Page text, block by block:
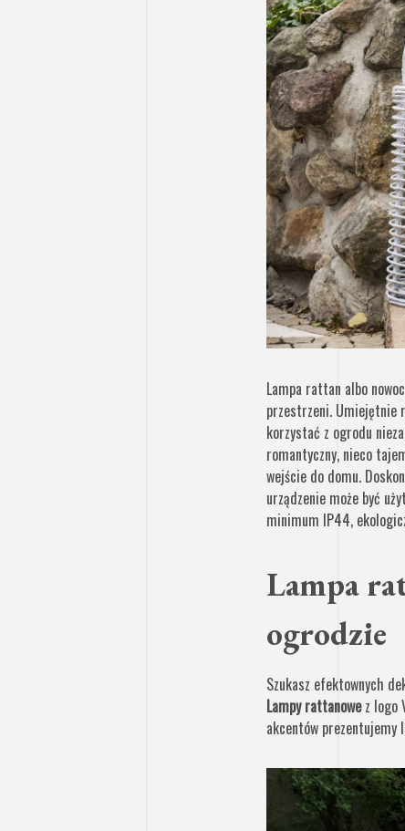
Lampa rattan albo
przestrzeni. Umiejętnie
korzystać z ogrodu
romantyczny, nieco
wejście do domu.
urządzenie może być
minimum IP44,
Lampa
ogrodzie
Szukasz efektownych
Lampy rattanowez logo
akcentów